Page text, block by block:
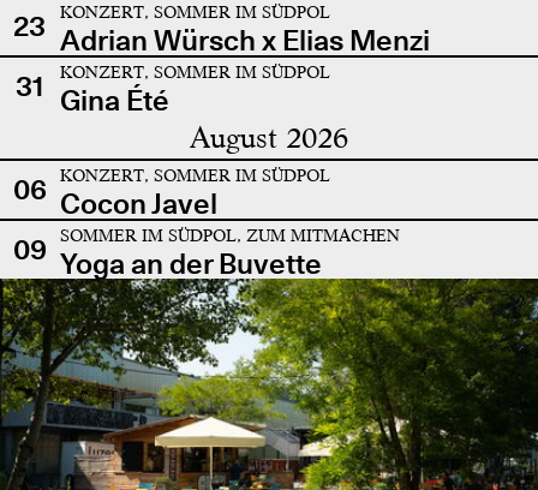
23
KONZERT, SOMMER IM SÜDPOL
Adrian Würsch x Elias Menzi
31
KONZERT, SOMMER IM SÜDPOL
Gina Été
August 2026
06 KONZERT, SOMMER IM SÜDPOL
Cocon Javel
09
SOMMER IM SÜDPOL, ZUM MITMACHEN
Yoga an der Buvette